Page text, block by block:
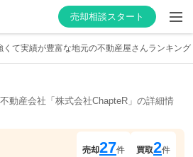
売却相談スタート
くて実績が豊富な地元の不動産屋さんランキング
動産会社「 株式会社ChapteR 」の詳細情
売却27件 買取2件